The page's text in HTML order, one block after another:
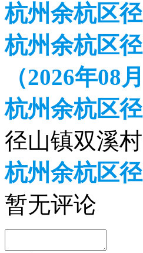
杭州余杭区
杭州余杭区
（2026年08
杭州余杭区
径山镇双溪
杭州余杭区
暂无评论